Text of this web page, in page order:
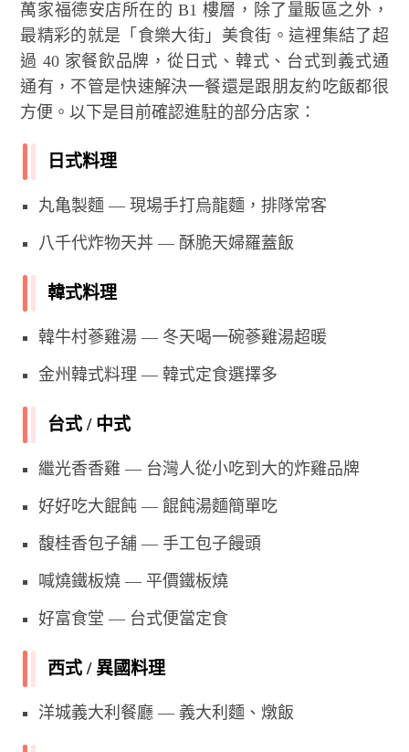
萬家福德安店所在的 B1 樓層，除了量販區之外，
最精彩的就是「食樂大街」美食街。這裡集結了超
過 40 家餐飲品牌，從日式、韓式、台式到義式通
通有，不管是快速解決一餐還是跟朋友約吃飯都很
方便。以下是目前確認進駐的部分店家：
日式料理
丸亀製麵 — 現場手打烏龍麵，排隊常客
八千代炸物天丼 — 酥脆天婦羅蓋飯
韓式料理
韓牛村蔘雞湯 — 冬天喝一碗蔘雞湯超暖
金州韓式料理 — 韓式定食選擇多
台式 / 中式
繼光香香雞 — 台灣人從小吃到大的炸雞品牌
好好吃大餛飩 — 餛飩湯麵簡單吃
馥桂香包子舖 — 手工包子饅頭
喊燒鐵板燒 — 平價鐵板燒
好富食堂 — 台式便當定食
西式 / 異國料理
洋城義大利餐廳 — 義大利麵、燉飯